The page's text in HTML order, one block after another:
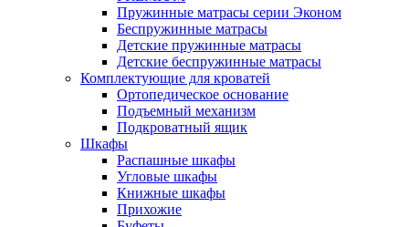
Пружинные матрасы серии Эконом
Беспружинные матрасы
Детские пружинные матрасы
Детские беспружинные матрасы
Комплектующие для кроватей
Ортопедическое основание
Подъемный механизм
Подкроватный ящик
Шкафы
Распашные шкафы
Угловые шкафы
Книжные шкафы
Прихожие